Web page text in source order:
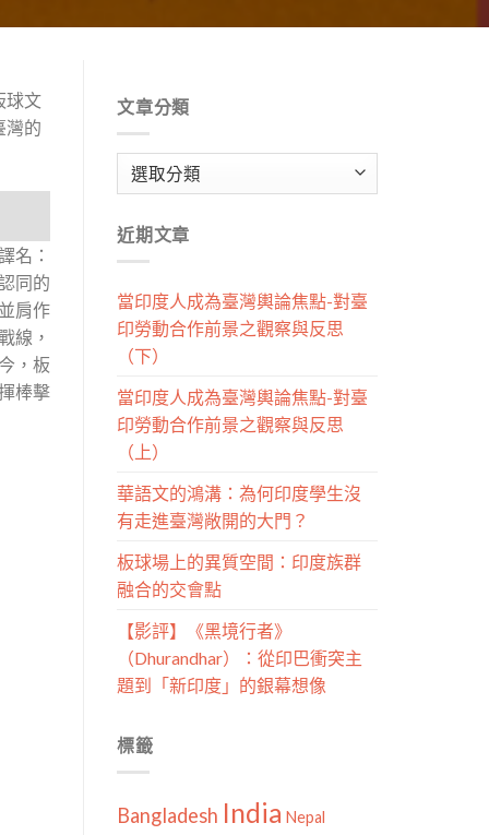
球文
灣的
名：
同的
肩作
線，
，板
棒擊
文章分類
章
類
近期文章
當印度人成為臺灣輿論焦點-對臺
印勞動合作前景之觀察與反思
（下）
當印度人成為臺灣輿論焦點-對臺
印勞動合作前景之觀察與反思
（上）
華語文的鴻溝：為何印度學生沒
有走進臺灣敞開的大門？
板球場上的異質空間：印度族群
融合的交會點
【影評】《黑境行者》
（Dhurandhar）：從印巴衝突主
題到「新印度」的銀幕想像
標籤
Bangladesh India Nepal